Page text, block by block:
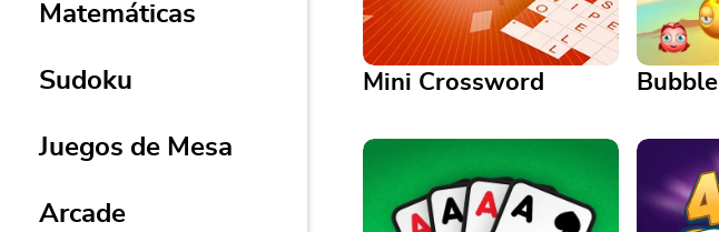
Matemáticas
Sudoku
Juegos de Mesa
Arcade
Mini Crossword
Mini Crossword
¿No tienes todo el día? Aquí
tienes un crucigrama corto y
Bubble
A
puzzle